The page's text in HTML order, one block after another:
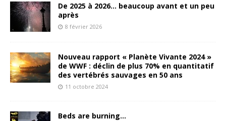
De 2025 à 2026… beaucoup avant et un peu
après
8 février 2026
Nouveau rapport « Planète Vivante 2024 »
de WWF : déclin de plus 70% en quantitatif
des vertébrés sauvages en 50 ans
11 octobre 2024
Beds are burning…